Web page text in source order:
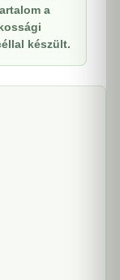
a
készült.